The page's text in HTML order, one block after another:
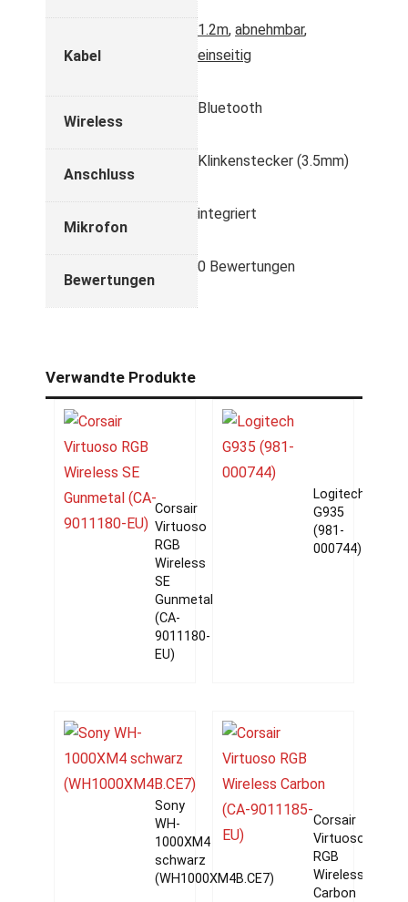
Kabel
1.2m, abnehmbar,
einseitig
Wireless
Bluetooth
Anschluss
Klinkenstecker (3.5mm)
Mikrofon
integriert
Bewertungen
0 Bewertungen
Verwandte Produkte
Corsair
Virtuoso
RGB
Wireless
SE
Gunmetal
(CA-
9011180-
EU)
Logitech
G935
(981-
000744)
Sony
WH-
1000XM4
schwarz
(WH1000XM4B.CE7)
Corsair
Virtuoso
RGB
Wireless
Carbon